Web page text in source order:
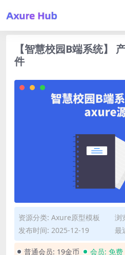
【智慧校园B端系统】
件
资源分类: Axure原型模板
浏
发布时间: 2025-12-19
最
普通会员: 19金币 会员: 免费